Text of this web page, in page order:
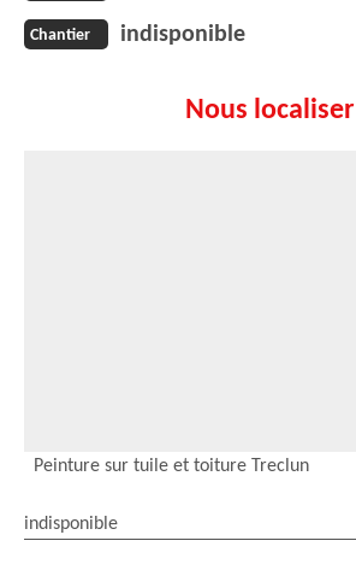
Chantier indisponible
Nous localiser
Peinture sur tuile et toiture Treclun
indisponible